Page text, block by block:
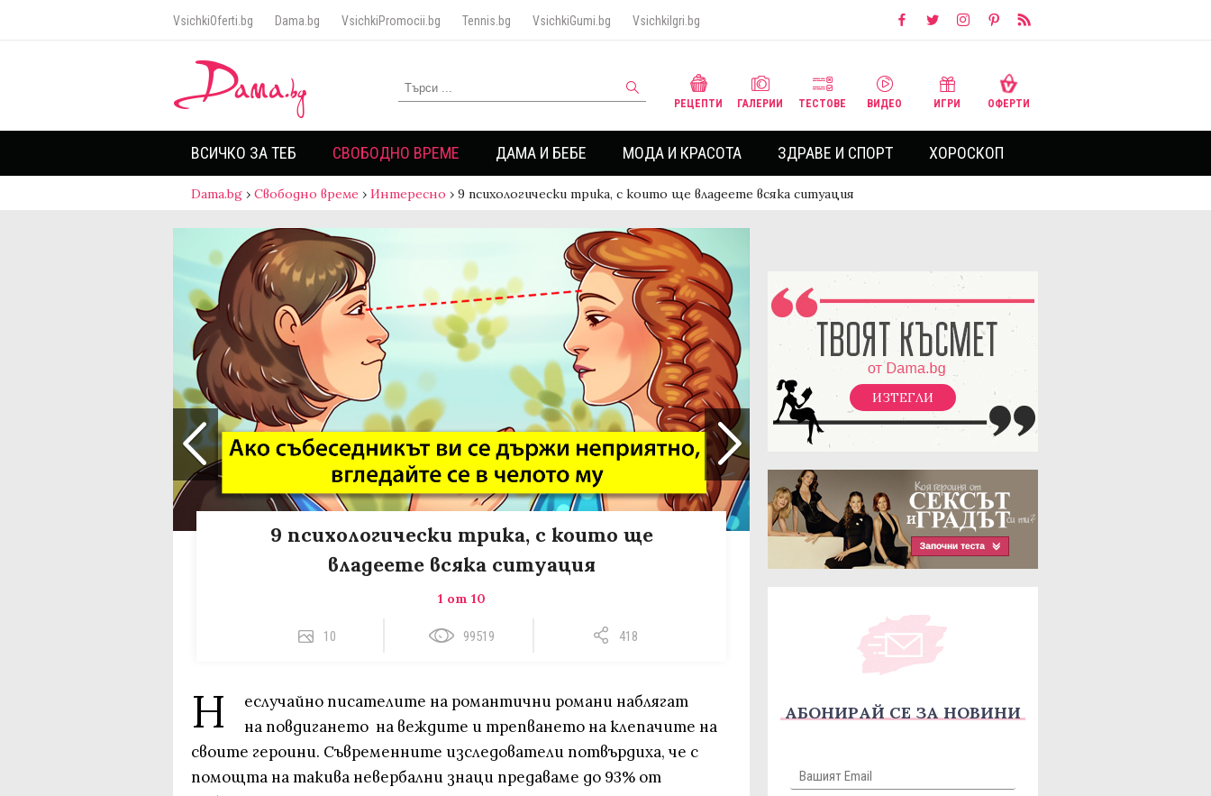
VsichkiOferti.bg Dama.bg VsichkiPromocii.bg Tennis.bg VsichkiGumi.bg VsichkiIgri.bg
РЕЦЕПТИ ГАЛЕРИИ ТЕСТОВЕ ВИДЕО ИГРИ ОФЕРТИ
ВСИЧКО ЗА ТЕБ СВОБОДНО ВРЕМЕ ДАМА И БЕБЕ МОДА И КРАСОТА ЗДРАВЕ И СПОРТ ХОРОСКОП
Dama.bg › Свободно време › Интересно › 9 психологически трика, с които ще владеете всяка ситуация
9 психологически трика, с които ще
владеете всяка ситуация
1 от 10
10 99519 418
Н
еслучайно писателите на романтични романи наблягат
на повдигането на веждите и трепването на клепачите на
своите героини. Съвременните изследователи потвърдиха, че с
помощта на такива невербални знаци предаваме до 93% от
ИЗТЕГЛИ
АБОНИРАЙ СЕ ЗА НОВИНИ